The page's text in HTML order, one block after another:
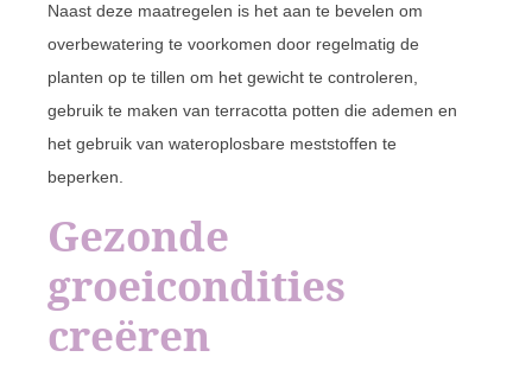
Naast deze maatregelen is het aan te bevelen om
overbewatering te voorkomen door regelmatig de
planten op te tillen om het gewicht te controleren,
gebruik te maken van terracotta potten die ademen en
het gebruik van wateroplosbare meststoffen te
beperken.
Gezonde
groeicondities
creëren